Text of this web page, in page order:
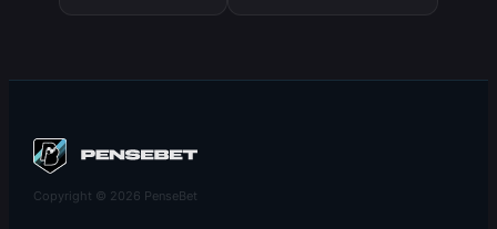
Copyright © 2026 PenseBet